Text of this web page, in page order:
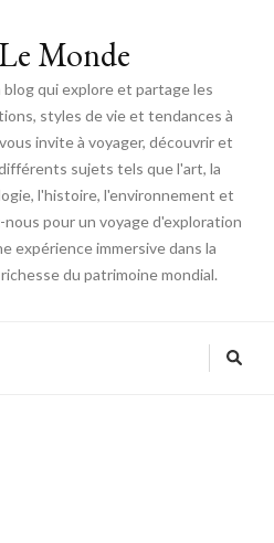
Monde
qui explore et partage les
styles de vie et tendances à
invite à voyager, découvrir et
sujets tels que l'art, la
l'histoire, l'environnement et
pour un voyage d'exploration
expérience immersive dans la
du patrimoine mondial.